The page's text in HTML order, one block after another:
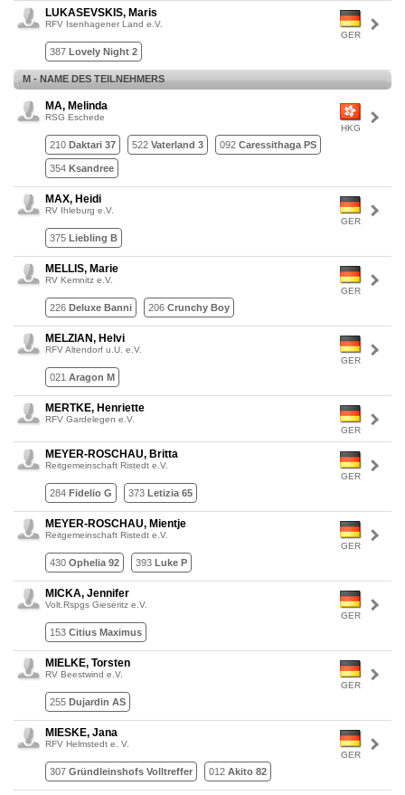
GER
LUKASEVSKIS, Maris
RFV Isenhagener Land e.V.
387 Lovely Night 2
M - NAME DES TEILNEHMERS
HKG
MA, Melinda
RSG Eschede
210 Daktari 37 522 Vaterland 3 092 Caressithaga PS
354 Ksandree
GER
MAX, Heidi
RV Ihleburg e.V.
375 Liebling B
GER
MELLIS, Marie
RV Kemnitz e.V.
226 Deluxe Banni 206 Crunchy Boy
GER
MELZIAN, Helvi
RFV Altendorf u.U. e.V.
021 Aragon M
GER
MERTKE, Henriette
RFV Gardelegen e.V.
GER
MEYER-ROSCHAU, Britta
Reitgemeinschaft Ristedt e.V.
284 Fidelio G 373 Letizia 65
GER
MEYER-ROSCHAU, Mientje
Reitgemeinschaft Ristedt e.V.
430 Ophelia 92 393 Luke P
GER
MICKA, Jennifer
Volt.Rspgs Gieseritz e.V.
153 Citius Maximus
GER
MIELKE, Torsten
RV Beestwind e.V.
255 Dujardin AS
GER
MIESKE, Jana
RFV Helmstedt e. V.
307 Gründleinshofs Volltreffer 012 Akito 82